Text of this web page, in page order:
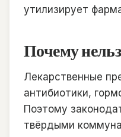
утилизирует
Почему
Лекарственные
антибиотики,
Поэтому
твёрдыми